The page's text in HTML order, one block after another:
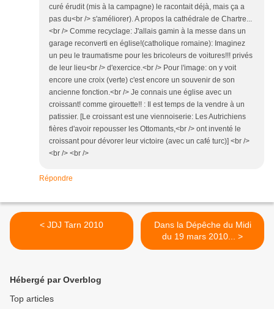
curé érudit (mis à la campagne) le racontait déjà, mais ça a
pas du<br /> s'améliorer). A propos la cathédrale de Chartre...
<br /> Comme recyclage: J'allais gamin à la messe dans un
garage reconverti en église!(catholique romaine): Imaginez
un peu le traumatisme pour les bricoleurs de voitures!!! privés
de leur lieu<br /> d'exercice.<br /> Pour l'image: on y voit
encore une croix (verte) c'est encore un souvenir de son
ancienne fonction.<br /> Je connais une église avec un
croissant! comme girouette!! : Il est temps de la vendre à un
patissier. [Le croissant est une viennoiserie: Les Autrichiens
fières d'avoir repousser les Ottomants,<br /> ont inventé le
croissant pour dévorer leur victoire (avec un café turc)] <br />
<br /> <br />
Répondre
< JDJ Tarn 2010
Dans la Dépêche du Midi
du 19 mars 2010... >
Hébergé par Overblog
Top articles